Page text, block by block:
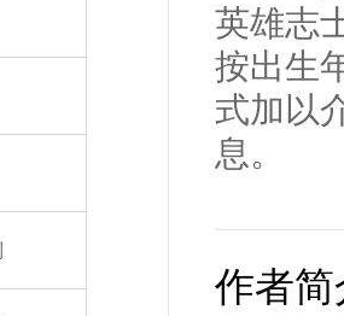
英雄志
按出生
式加以
息。
作者简